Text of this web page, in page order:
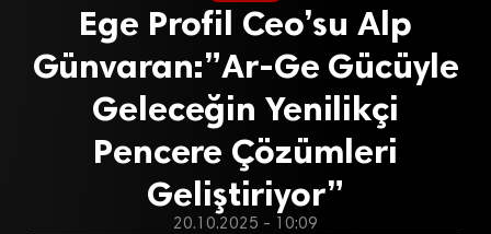
Ege Profil Ceo’su Alp
Günvaran:”Ar-Ge Gücüyle
Geleceğin Yenilikçi
Pencere Çözümleri
Geliştiriyor”
20.10.2025 - 10:09